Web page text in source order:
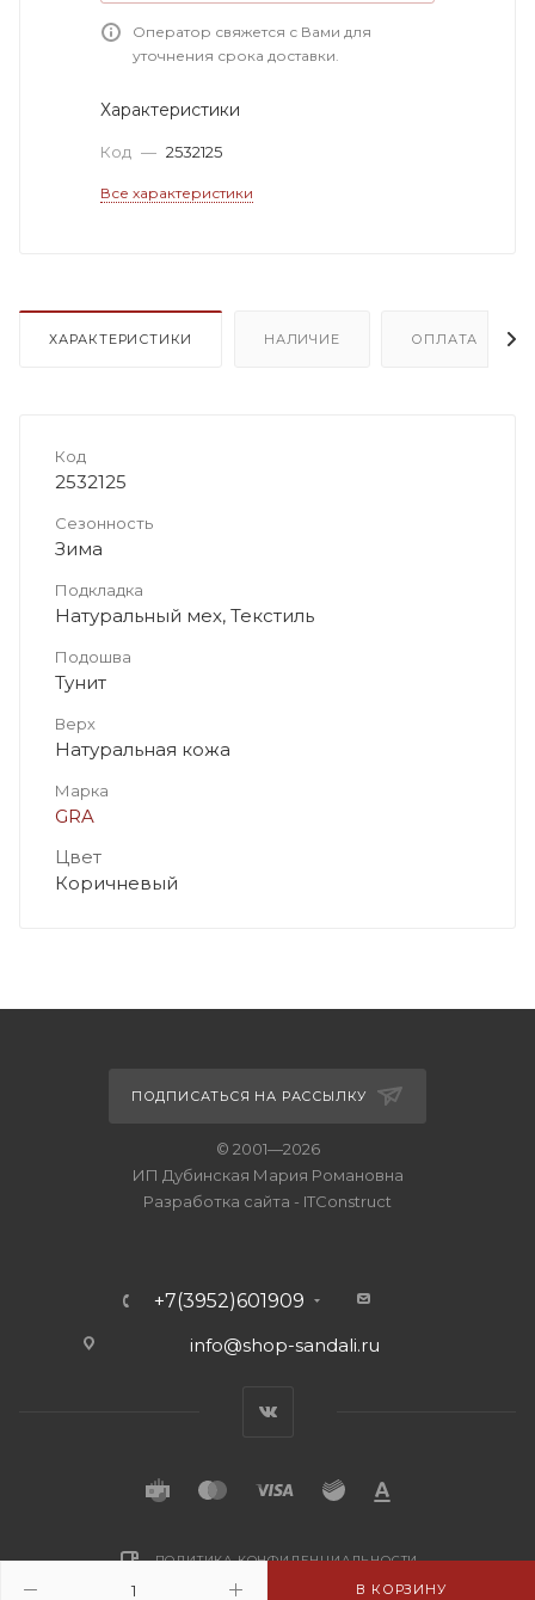
В КОРЗИНУ
Оператор свяжется с Вами для
уточнения срока доставки.
Характеристики
Код — 2532125
Все характеристики
ХАРАКТЕРИСТИКИ НАЛИЧИЕ ОПЛАТА
Код
2532125
Сезонность
Зима
Подкладка
Натуральный мех, Текстиль
Подошва
Тунит
Верх
Натуральная кожа
Марка
GRA
Цвет
Коричневый
ПОДПИСАТЬСЯ НА РАССЫЛКУ
© 2001—2026
ИП Дубинская Мария Романовна
Разработка сайта - ITConstruct
+7(3952)601909
info@shop-sandali.ru
ПОЛИТИКА КОНФИДЕНЦИАЛЬНОСТИ